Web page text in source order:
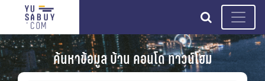
search
ค้นหาข้อมูล บ้าน คอนโด ทาวน์โฮม